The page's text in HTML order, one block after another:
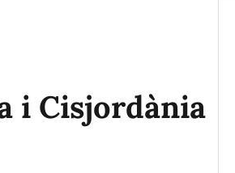
i Cisjordània